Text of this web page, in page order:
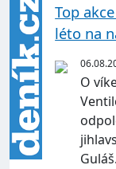
Top
léto na
O